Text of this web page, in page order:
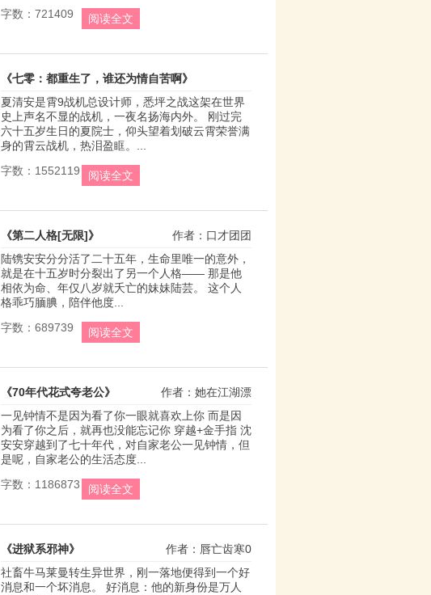
字数：721409
阅读全文
《七零：都重生了，谁还为情自苦啊》
作者：闲情几许
夏清安是霄9战机总设计师，悉坪之战这架在世界
史上声名不显的战机，一夜名扬海内外。 刚过完
六十五岁生日的夏院士，仰头望着划破云霄荣誉满
身的霄云战机，热泪盈眶。...
字数：1552119
阅读全文
《第二人格[无限]》
作者：口才团团
陆镌安安分分活了二十五年，生命里唯一的意外，
就是在十五岁时分裂出了另一个人格—— 那是他
相依为命、年仅八岁就夭亡的妹妹陆芸。 这个人
格乖巧腼腆，陪伴他度...
字数：689739
阅读全文
《70年代花式夸老公》
作者：她在江湖漂
一见钟情不是因为看了你一眼就喜欢上你 而是因
为看了你之后，就再也没能忘记你 穿越+金手指 沈
安安穿越到了七十年代，对自家老公一见钟情，但
是呢，自家老公的生活态度...
字数：1186873
阅读全文
《进狱系邪神》
作者：唇亡齿寒0
社畜牛马莱曼转生异世界，刚一落地便得到一个好
消息和一个坏消息。 好消息：他的新身份是万人